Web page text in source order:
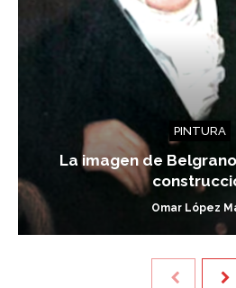
PINTURA
La imagen de
Omar López